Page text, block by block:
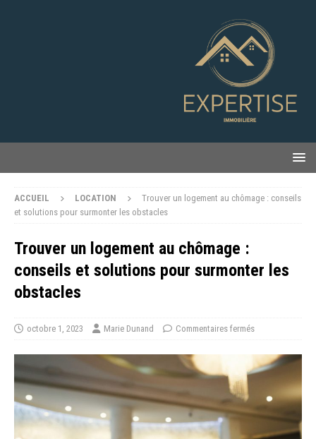
ACCUEIL LOCATION
Trouver un logement au chômage : conseils
et solutions pour surmonter les obstacles
Trouver un logement au chômage :
conseils et solutions pour surmonter les
obstacles
octobre 1, 2023 Marie Dunand Commentaires fermés